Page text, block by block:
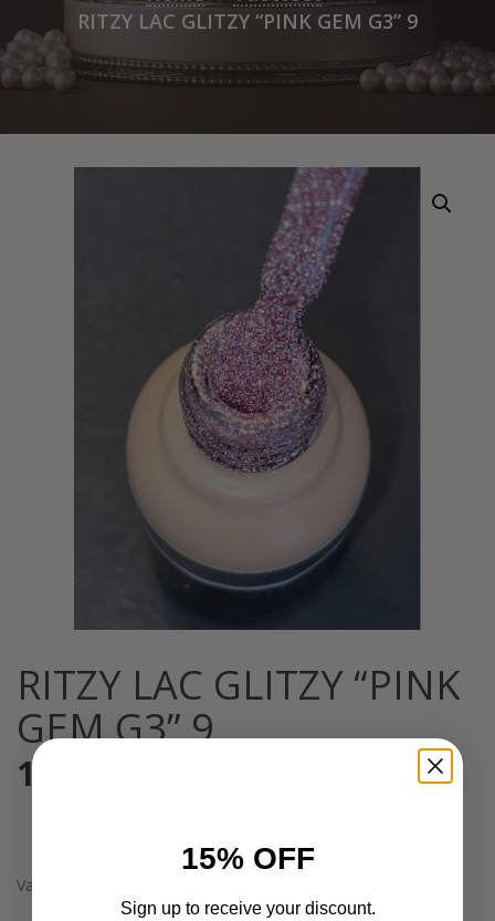
RITZY LAC GLITZY “PINK GEM G3” 9
RITZY LAC GLITZY “PINK
GEM G3” 9
10,40
Varasto loppu
15% OFF
Sign up to receive your discount.